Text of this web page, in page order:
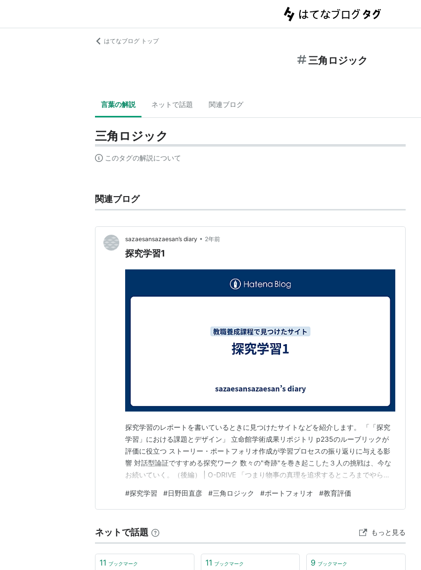
はてなブログ トップ
三角ロジック
言葉の解説 ネットで話題 関連ブログ
三角ロジック
このタグの解説について
関連ブログ
sazaesansazaesan’s diary • 2年前
探究学習1
探究学習のレポートを書いているときに見つけたサイトなどを紹介します。 「「探究
学習」における課題とデザイン」 立命館学術成果リポジトリ p235のルーブリックが
評価に役立つ ストーリー・ポートフォリオ作成が学習プロセスの振り返りに与える影
響 対話型論証ですすめる探究ワーク 数々の"奇跡"を巻き起こした３人の挑戦は、今な
お続いていく。（後編） | O-DRIVE 「つまり物事の真理を追求するところまでやらな
重要。 以上です。
#探究学習 #日野田直彦 #三角ロジック #ポートフォリオ #教育評価
ネットで話題 もっと見る
11 ブックマーク 11 ブックマーク 9 ブックマーク